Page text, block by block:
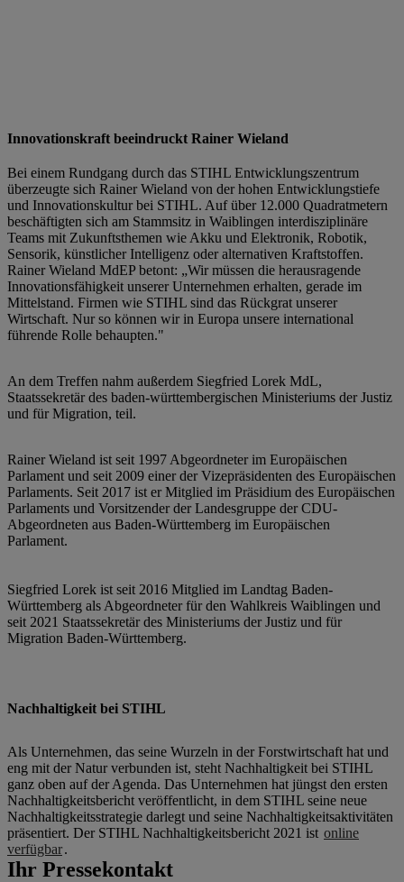
Innovationskraft beeindruckt Rainer Wieland
Bei einem Rundgang durch das STIHL Entwicklungszentrum
überzeugte sich Rainer Wieland von der hohen Entwicklungstiefe
und Innovationskultur bei STIHL. Auf über 12.000 Quadratmetern
beschäftigten sich am Stammsitz in Waiblingen interdisziplinäre
Teams mit Zukunftsthemen wie Akku und Elektronik, Robotik,
Sensorik, künstlicher Intelligenz oder alternativen Kraftstoffen.
Rainer Wieland MdEP betont: „Wir müssen die herausragende
Innovationsfähigkeit unserer Unternehmen erhalten, gerade im
Mittelstand. Firmen wie STIHL sind das Rückgrat unserer
Wirtschaft. Nur so können wir in Europa unsere international
führende Rolle behaupten."
An dem Treffen nahm außerdem Siegfried Lorek MdL,
Staatssekretär des baden-württembergischen Ministeriums der Justiz
und für Migration, teil.
Rainer Wieland ist seit 1997 Abgeordneter im Europäischen
Parlament und seit 2009 einer der Vizepräsidenten des Europäischen
Parlaments. Seit 2017 ist er Mitglied im Präsidium des Europäischen
Parlaments und Vorsitzender der Landesgruppe der CDU-
Abgeordneten aus Baden-Württemberg im Europäischen
Parlament.
Siegfried Lorek ist seit 2016 Mitglied im Landtag Baden-
Württemberg als Abgeordneter für den Wahlkreis Waiblingen und
seit 2021 Staatssekretär des Ministeriums der Justiz und für
Migration Baden-Württemberg.
Nachhaltigkeit bei STIHL
Als Unternehmen, das seine Wurzeln in der Forstwirtschaft hat und
eng mit der Natur verbunden ist, steht Nachhaltigkeit bei STIHL
ganz oben auf der Agenda. Das Unternehmen hat jüngst den ersten
Nachhaltigkeitsbericht veröffentlicht, in dem STIHL seine neue
Nachhaltigkeitsstrategie darlegt und seine Nachhaltigkeitsaktivitäten
präsentiert. Der STIHL Nachhaltigkeitsbericht 2021 ist online
verfügbar.
Ihr Pressekontakt